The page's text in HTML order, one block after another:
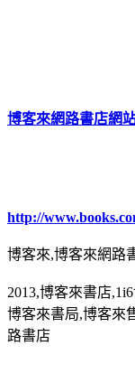
博客來網路書店網
http://
博客來,博客來網路
2013,博客來書店
博客來書局,博客來
路書店